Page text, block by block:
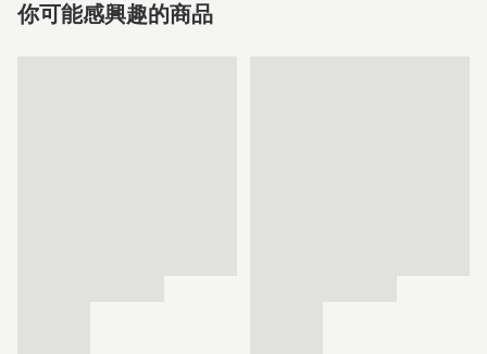
你可能感興趣的商品